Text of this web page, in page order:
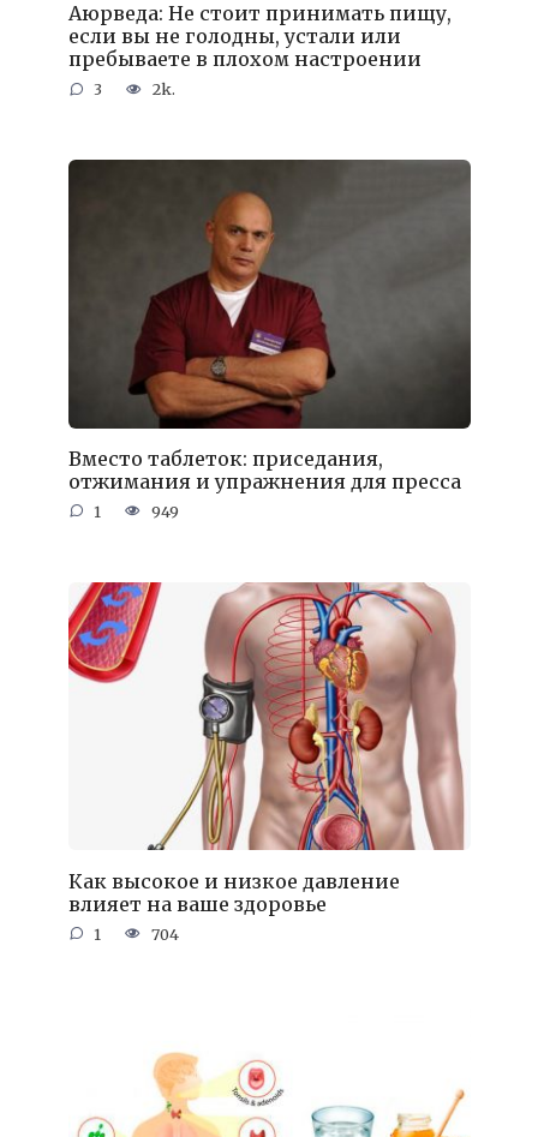
Аюрведа: Не стоит принимать пищу,
если вы не голодны, устали или
пребываете в плохом настроении
3 2k.
Вместо таблеток: приседания,
отжимания и упражнения для пресса
1 949
Как высокое и низкое давление
влияет на ваше здоровье
1 704